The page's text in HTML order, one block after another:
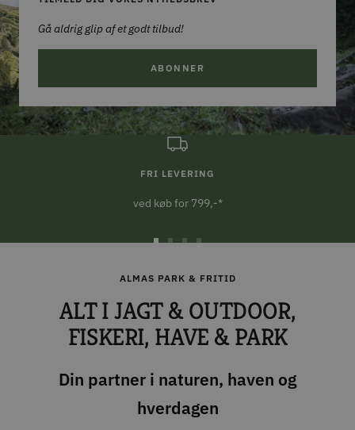
Gå aldrig glip af et godt tilbud!
ABONNER
FRI LEVERING
ved køb for 799,-*
1
2
4
ALMAS PARK & FRITID
ALT I JAGT & OUTDOOR,
FISKERI, HAVE & PARK
Din partner i naturen, haven og
hverdagen